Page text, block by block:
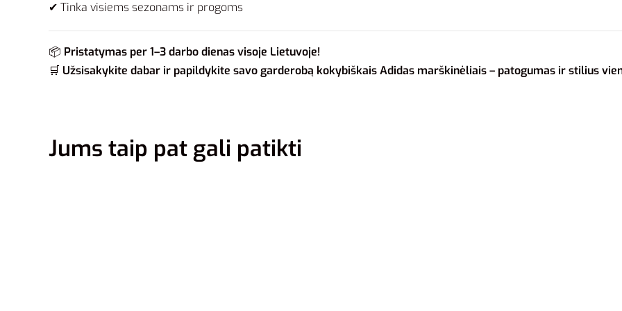
✔ Tinka visiems sezonams ir progoms
📦 Pristatymas per 1–3 darbo dienas visoje Lietuvoje!
🛒 Užsisakykite dabar ir papildykite savo garderobą kokybiškais Adidas marškinėliais – patogumas ir stilius
Jums taip pat gali patikti